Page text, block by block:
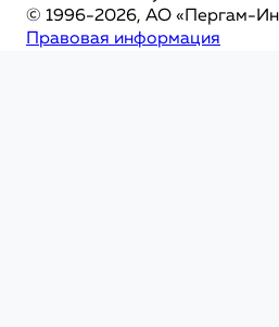
© 1996-2026, АО «Пергам-
Правовая информация